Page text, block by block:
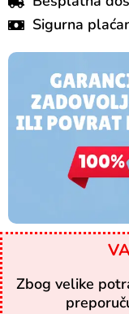
Sigurna
Zbog velike